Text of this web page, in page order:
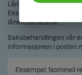
Lånet kan når som
Ekstraordinære
lånekostnadene.
Saksbehandlingen vår
informasjonen i posten
Eksempel: Nominell